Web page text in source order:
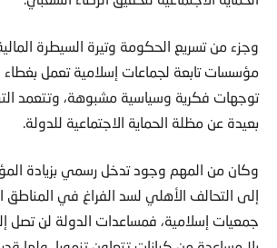
مؤسسات تابعة لجماعات إسلامية تعمل بغطاء
توجهات فكرية وسياسية مشبوهة، وتتعمد
بعيدة عن مظلة الحماية الاجتماعية للدولة.
إلى التحالف الأهلي لسد الفراغ في المناطق
جمعيات إسلامية، فمساعدات الدولة لن تصل
بلا مساعدة من كيانات تتعاون تنمويا، ولها